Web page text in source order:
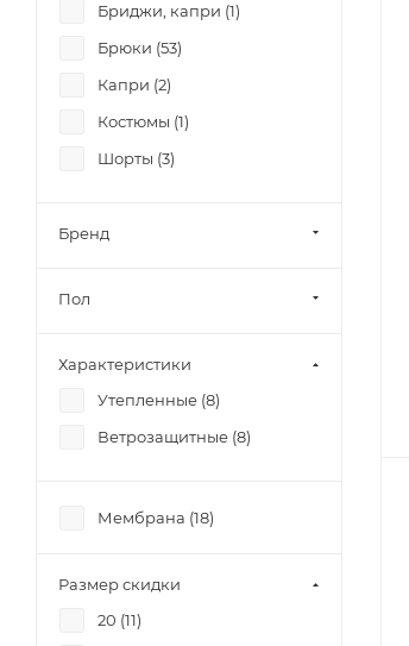
Бриджи, капри (1)
Брюки (53)
Капри (2)
Костюмы (1)
Шорты (3)
Бренд
Пол
Характеристики
Утепленные (8)
Ветрозащитные (8)
Мембрана (18)
Размер скидки
20 (11)